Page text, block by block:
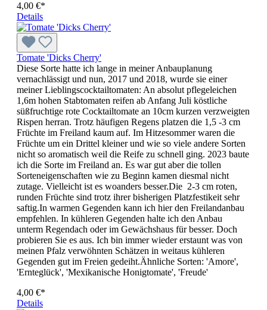
4,00 €*
Details
Tomate 'Dicks Cherry'
Diese Sorte hatte ich lange in meiner Anbauplanung
vernachlässigt und nun, 2017 und 2018, wurde sie einer
meiner Lieblingscocktailtomaten: An absolut pflegeleichen
1,6m hohen Stabtomaten reifen ab Anfang Juli köstliche
süßfruchtige rote Cocktailtomate an 10cm kurzen verzweigten
Rispen herran. Trotz häufigen Regens platzen die 1,5 -3 cm
Früchte im Freiland kaum auf. Im Hitzesommer waren die
Früchte um ein Drittel kleiner und wie so viele andere Sorten
nicht so aromatisch weil die Reife zu schnell ging. 2023 baute
ich die Sorte im Freiland an. Es war gut aber die tollen
Sorteneigenschaften wie zu Beginn kamen diesmal nicht
zutage. Vielleicht ist es woanders besser.Die 2-3 cm roten,
runden Früchte sind trotz ihrer bisherigen Platzfestikeit sehr
saftig.In warmen Gegenden kann ich hier den Freilandanbau
empfehlen. In kühleren Gegenden halte ich den Anbau
unterm Regendach oder im Gewächshaus für besser. Doch
probieren Sie es aus. Ich bin immer wieder erstaunt was von
meinen Pfalz verwöhnten Schätzen in weitaus kühleren
Gegenden gut im Freien gedeiht.Ähnliche Sorten: 'Amore',
'Ernteglück', 'Mexikanische Honigtomate', 'Freude'
4,00 €*
Details